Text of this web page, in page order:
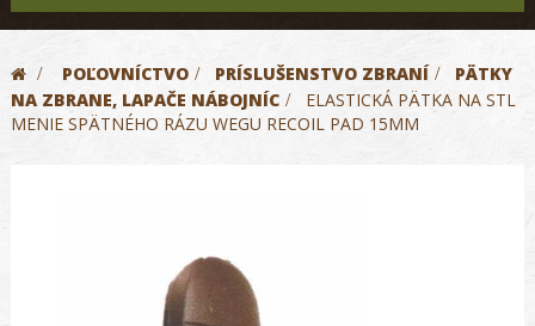
> POĽOVNÍCTVO > PRÍSLUŠENSTVO ZBRANÍ >
PÄTKY
NA ZBRANE, LAPAČE NÁBOJNÍC >
ELASTICKÁ PÄTKA NA STL
MENIE SPÄTNÉHO RÁZU WEGU RECOIL PAD 15MM